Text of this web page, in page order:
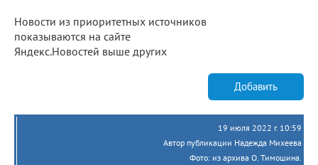
Новости из приоритетных источников
показываются на сайте
Яндекс.Новостей выше других
Добавить
19 июля 2022 г. 10:59
Автор публикации Надежда Михеева
Фото: из архива О. Тимошина.